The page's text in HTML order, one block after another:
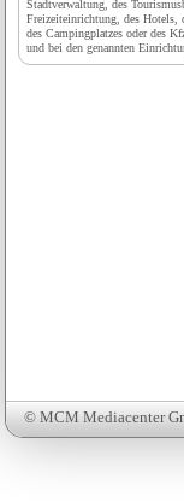
© MCM Mediacenter
Stadtverwaltung, des
Freizeiteinrichtung, des Hotels,
des Campingplatzes oder des
und bei den genannten